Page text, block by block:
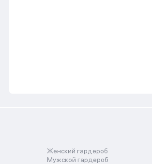
Женский гардероб
Мужской гардероб